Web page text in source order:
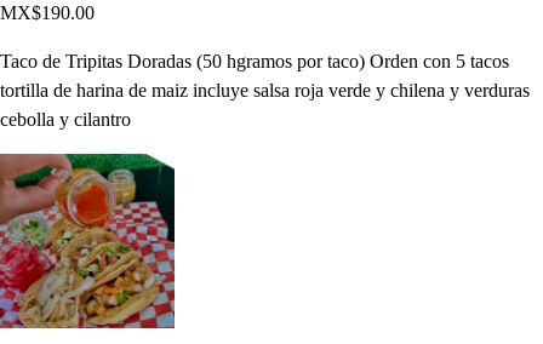
MX$190.00
Taco de Tripitas Doradas (50 hgramos por taco) Orden con 5 tacos
tortilla de harina de maiz incluye salsa roja verde y chilena y verduras
cebolla y cilantro